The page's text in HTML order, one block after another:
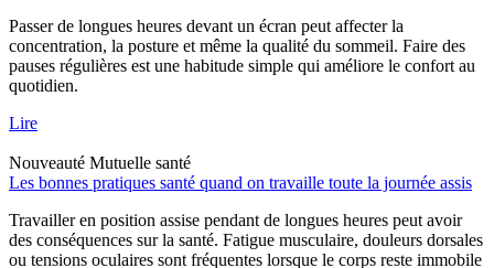
Passer de longues heures devant un écran peut affecter la
concentration, la posture et même la qualité du sommeil. Faire des
pauses régulières est une habitude simple qui améliore le confort au
quotidien.
Lire
Nouveauté Mutuelle santé
Les bonnes pratiques santé quand on travaille toute la journée assis
Travailler en position assise pendant de longues heures peut avoir
des conséquences sur la santé. Fatigue musculaire, douleurs dorsales
ou tensions oculaires sont fréquentes lorsque le corps reste immobile